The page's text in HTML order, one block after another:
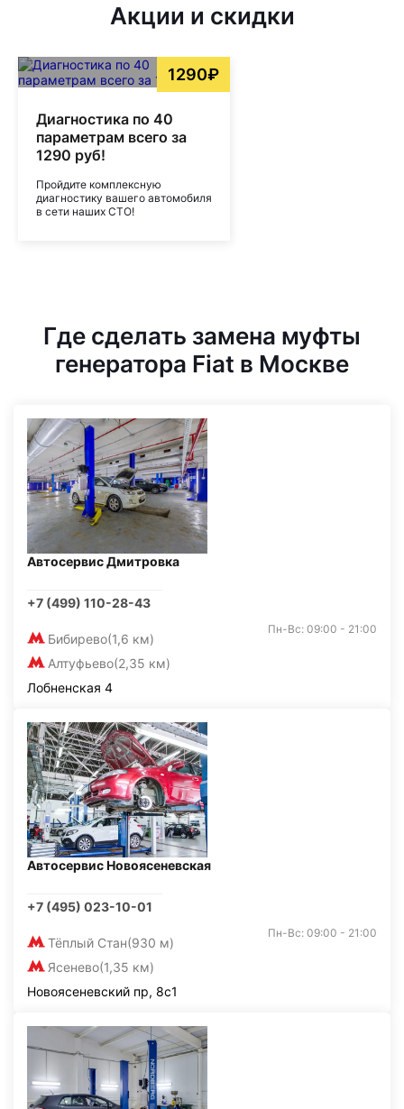
Акции и скидки
1290₽
Диагностика по 40
параметрам всего за
1290 руб!
Пройдите комплексную
диагностику вашего автомобиля
в сети наших СТО!
Где сделать замена муфты
генератора Fiat в Москве
Автосервис Дмитровка
+7 (499) 110-28-43
Бибирево(1,6 км)
Алтуфьево(2,35 км)
Пн-Вс: 09:00 - 21:00
Лобненская 4
Автосервис Новоясеневская
+7 (495) 023-10-01
Тёплый Стан(930 м)
Ясенево(1,35 км)
Пн-Вс: 09:00 - 21:00
Новоясеневский пр, 8с1